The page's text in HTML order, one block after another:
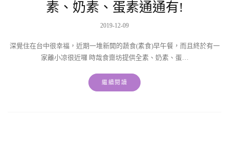
素、奶素、蛋素通通有!
2019-12-09
深覺住在台中很幸福，近期一堆新開的蔬食(素食)早午餐，而且終於有一
家離小凉很近囉 時哉食齋坊提供全素、奶素、蛋…
繼續閱讀